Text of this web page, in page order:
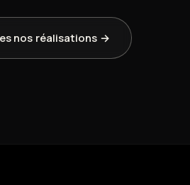
nos réalisations →